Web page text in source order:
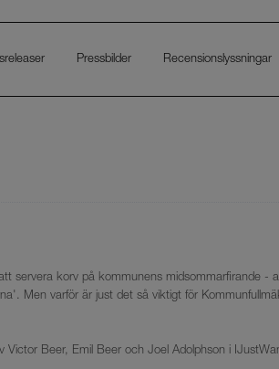
Pressbilder Recensionslyssningar
servera korv på kommunens midsommarfirande -
Men varför är just det så viktigt för
Victor Beer, Emil Beer och Joel Adolphson i